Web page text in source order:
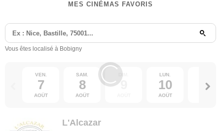
MES CINÉMAS FAVORIS
Vous êtes localisé à Bobigny
VEN.
7
AOÛT
SAM.
8
AOÛT
9
LUN.
10
AOÛT
11
L'Alcazar